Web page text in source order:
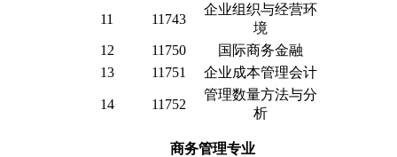
11 11743
企业组织与经营环
境
12
11750
国际商务金融
13
11751 企业成本管理会计
14 11752
管理数量方法与分
析
商务管理专业